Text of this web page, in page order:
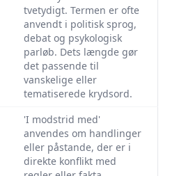
tvetydigt. Termen er ofte
anvendt i politisk sprog,
debat og psykologisk
parløb. Dets længde gør
det passende til
vanskelige eller
tematiserede krydsord.
'I modstrid med'
anvendes om handlinger
eller påstande, der er i
direkte konflikt med